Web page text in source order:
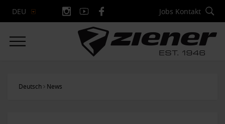
DEU Jobs Kontakt
Deutsch News